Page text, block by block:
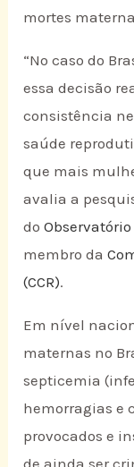
mortes
“No caso do
essa decisão
consistência
saúde
que mais
avalia a
do
membro da
(CCR).
Em nível
maternas no
septicemia
hemorragias e
provocados e
de ainda ser